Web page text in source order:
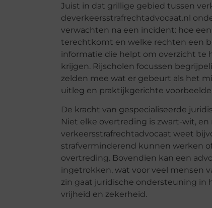
Juist in dat grillige gebied tussen
deverkeersstrafrechtadvocaat.nl
verwachten na een incident: hoe
terechtkomt en welke rechten een
informatie die helpt om overzicht te
krijgen. Rijscholen focussen
zelden mee wat er gebeurt als het
uitleg en praktijkgerichte
De kracht van gespecialiseerde
Niet elke overtreding is zwart-wit, en
verkeersstrafrechtadvocaat weet
strafverminderend kunnen werken
overtreding. Bovendien kan een
ingetrokken, wat voor veel mensen
zin gaat juridische ondersteuning in
vrijheid en zekerheid.